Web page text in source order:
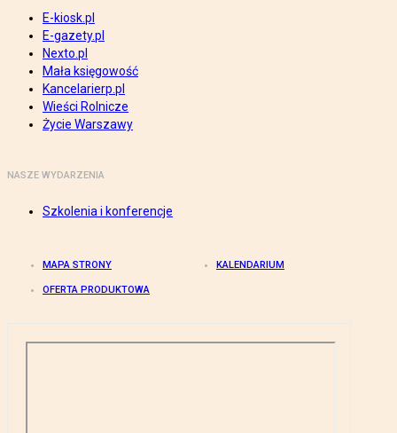
E-kiosk.pl
E-gazety.pl
Nexto.pl
Mała księgowość
Kancelarierp.pl
Wieści Rolnicze
Życie Warszawy
NASZE WYDARZENIA
Szkolenia i konferencje
MAPA STRONY KALENDARIUM
OFERTA PRODUKTOWA